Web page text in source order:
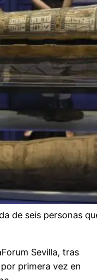
de seis personas
Sevilla, tras
primera vez en